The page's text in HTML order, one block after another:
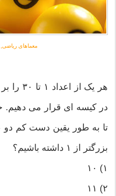
معماهای
در کیسه ای قرار می دهیم.
تا به طور یقین دست کم
بزرگتر از ١ داشته باشیم؟
١) ١٠
٢) ١١